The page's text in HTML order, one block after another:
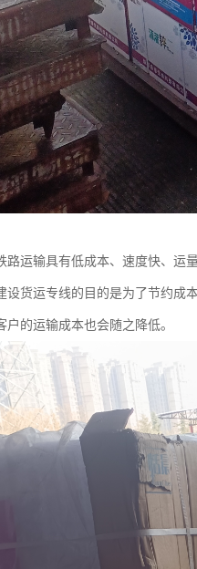
路运输具有低成本、速度快、运
设货运专线的目的是为了节约成
户的运输成本也会随之降低。